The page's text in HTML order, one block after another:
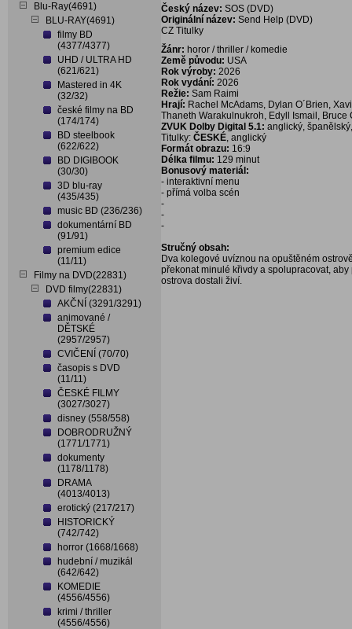
Blu-Ray(4691)
BLU-RAY(4691)
filmy BD
(4377/4377)
UHD / ULTRA HD
(621/621)
Mastered in 4K
(32/32)
české filmy na BD
(174/174)
BD steelbook
(622/622)
BD DIGIBOOK
(30/30)
3D blu-ray
(435/435)
music BD (236/236)
dokumentární BD
(91/91)
premium edice
(11/11)
Filmy na DVD(22831)
DVD filmy(22831)
AKČNÍ (3291/3291)
animované /
DĚTSKÉ
(2957/2957)
CVIČENÍ (70/70)
časopis s DVD
(11/11)
ČESKÉ FILMY
(3027/3027)
disney (558/558)
DOBRODRUŽNÝ
(1771/1771)
dokumenty
(1178/1178)
DRAMA
(4013/4013)
erotický (217/217)
HISTORICKÝ
(742/742)
horror (1668/1668)
hudební / muzikál
(642/642)
KOMEDIE
(4556/4556)
krimi / thriller
(4556/4556)
Český název: SOS (DVD)
Originální název: Send Help (DVD)
CZ Titulky
Žánr: horor / thriller / komedie
Země původu: USA
Rok výroby: 2026
Rok vydání: 2026
Režie: Sam Raimi
Hrají: Rachel McAdams, Dylan O´Brien,
Thaneth Warakulnukroh, Edyll Ismail, Bruce
ZVUK Dolby Digital 5.1: anglický,
Titulky: ČESKÉ, anglický
Formát obrazu: 16:9
Délka filmu: 129 minut
Bonusový materiál:
- interaktivní menu
- přímá volba scén
-
-
-
Stručný obsah:
Dva kolegové uvíznou na opuštěném
překonat minulé křivdy a spolupracovat,
ostrova dostali živí.